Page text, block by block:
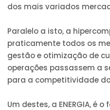
dos mais variados
Paralelo a isto, a
praticamente todos os
gestão e otimização de
operações passassem a
para a competitividade
Um destes, a ENERGIA, é